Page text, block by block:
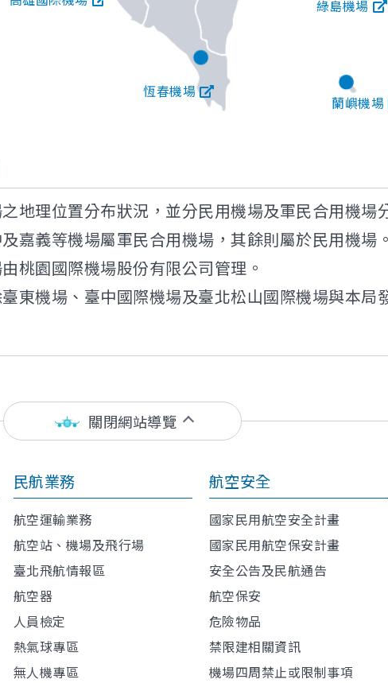
恆春機場
蘭嶼機場
綠島機場
地理位置分布狀況，並分民用機場及軍民合用機場
嘉義等機場屬軍民合用機場，其餘則屬於民用機場。
桃園國際機場股份有限公司管理。
東機場、臺中國際機場及臺北松山國際機場與本局
關閉網站導覽
民航業務
航空運輸業務
航空站、機場及飛行場
臺北飛航情報區
航空器
人員檢定
熱氣球專區
無人機專區
航空安全
國家民用航空安全計畫
國家民用航空保安計畫
安全公告及民航通告
航空保安
危險物品
禁限建相關資訊
機場四周禁止或限制事項